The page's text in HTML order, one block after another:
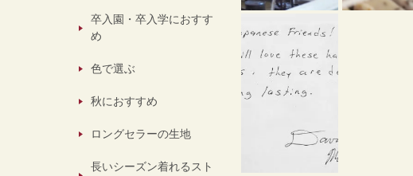
卒入園・卒入学におすす
め
色で選ぶ
秋におすすめ
ロングセラーの生地
長いシーズン着れるスト